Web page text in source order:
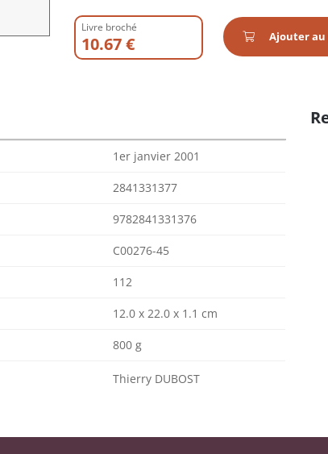
Livre broché
10.67 € Ajouter
1er janvier 2001
2841331377
9782841331376
C00276-45
112
12.0 x 22.0 x 1.1 cm
800 g
Thierry DUBOST